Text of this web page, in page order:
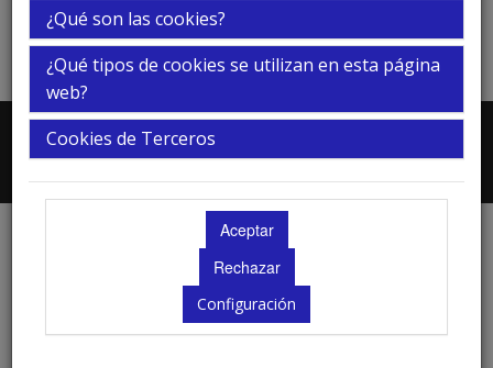
¿Qué son las cookies?
¿Qué tipos de cookies se utilizan en esta página
web?
Cookies de Terceros
Configuración
2026 © Todos los derechos Reservados